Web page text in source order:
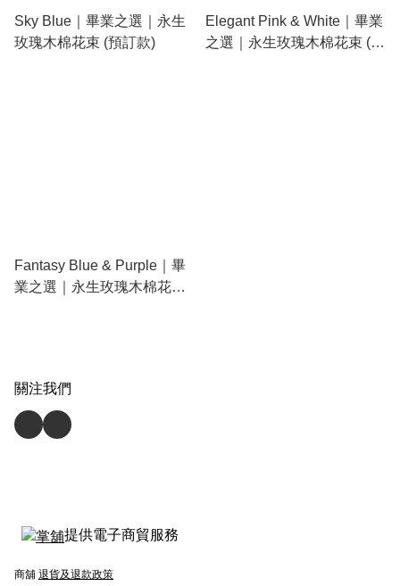
Sky Blue｜畢業之選｜永生
玫瑰木棉花束 (預訂款)
Elegant Pink & White｜畢業
之選｜永生玫瑰木棉花束 (預
Fantasy Blue & Purple｜畢
業之選｜永生玫瑰木棉花束
關注我們
提供電子商貿服務
商舖 退貨及退款政策